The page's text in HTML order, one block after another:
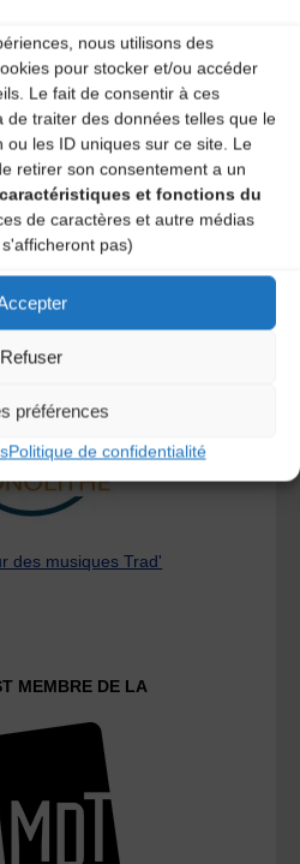
nous utilisons des
pour stocker et/ou accéder
Le fait de consentir à ces
traiter des données telles que le
les ID uniques sur ce site. Le
retirer son consentement a un
et fonctions du
de caractères et autre médias
pas)
Refuser
préférences
Politique de confidentialité
réduire les indésirables.
les données de vos
.
:
des musiques Trad'
MEMBRE DE LA